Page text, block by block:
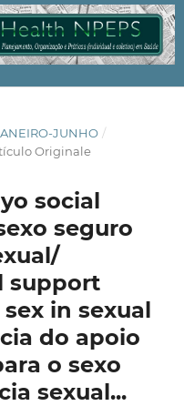
JUNHO /
Originale
social
seguro
support
in sexual
do apoio
o sexo
sexual...